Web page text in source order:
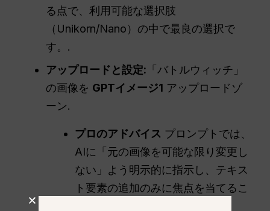
る点で、利用可能な選択肢
（Unikorn/Nano）の中で最良の選択で
す。.
アップロードと設定: 「バトルウィッチ」
の画像を GPTイメージ1 アップロードゾ
ーン.
プロのアドバイス プロンプトでは、
AIに「元の画像を可能な限り変更し
ない」よう明示的に指示し、テキス
ト要素の追加のみに焦点を当てるこ